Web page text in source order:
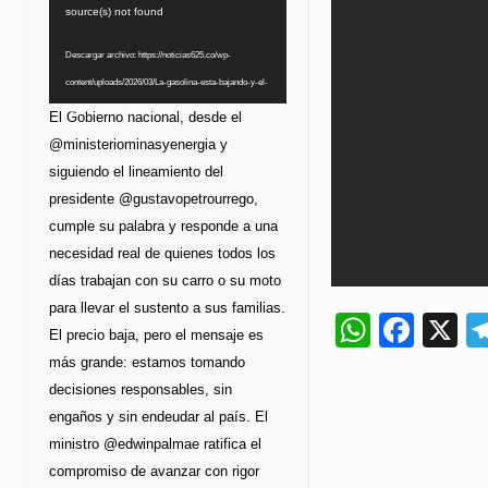
X
source(s) not found
Descargar archivo: https://noticias625.co/wp-
content/uploads/2026/03/La-gasolina-esta-bajando-y-el-
El Gobierno nacional, desde el
@ministeriominasyenergia y
siguiendo el lineamiento del
presidente @gustavopetrourrego,
cumple su palabra y responde a una
necesidad real de quienes todos los
días trabajan con su carro o su moto
para llevar el sustento a sus familias.
El precio baja, pero el mensaje es
más grande: estamos tomando
decisiones responsables, sin
engaños y sin endeudar al país. El
ministro @edwinpalmae ratifica el
compromiso de avanzar con rigor